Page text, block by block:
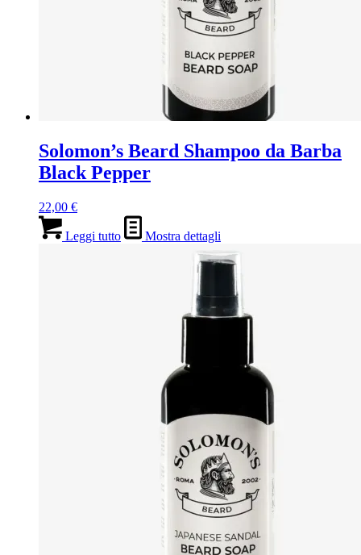
Solomon’s Beard Shampoo da Barba
Black Pepper
22,00 €
Leggi tutto Mostra dettagli